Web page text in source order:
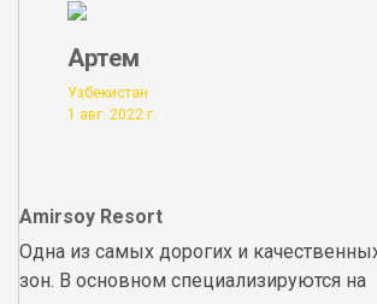
Артем
Узбекистан
1 авг. 2022 г.
Amirsoy Resort
Одна из самых дорогих и
зон. В основном специализируются на